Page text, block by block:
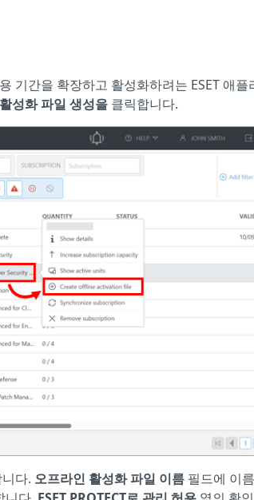
기간을 확장하고 활성화하려는 ESET 애플
성화 파일 생성을 클릭합니다.
다. 오프라인 활성화 파일 이름 필드에 이